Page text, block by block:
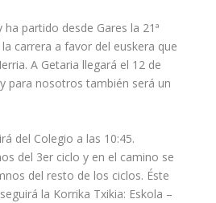
partido desde Gares la 21ª
la carrera a favor del euskera que
A Getaria llegará el 12 de
para nosotros también será un
del Colegio a las 10:45.
del 3er ciclo y en el camino se
del resto de los ciclos. Éste
la Korrika Txikia: Eskola –